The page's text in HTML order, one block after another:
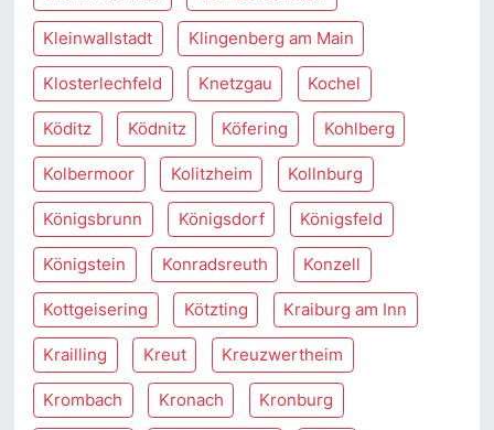
Kleinwallstadt Klingenberg am Main
Klosterlechfeld Knetzgau Kochel
Köditz Ködnitz Köfering Kohlberg
Kolbermoor Kolitzheim Kollnburg
Königsbrunn Königsdorf Königsfeld
Königstein Konradsreuth Konzell
Kottgeisering Kötzting Kraiburg am Inn
Krailling Kreut Kreuzwertheim
Krombach Kronach Kronburg